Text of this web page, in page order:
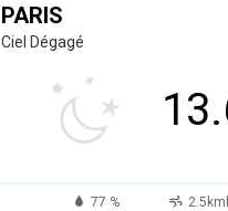
PARIS
Ciel Dégagé
77 %